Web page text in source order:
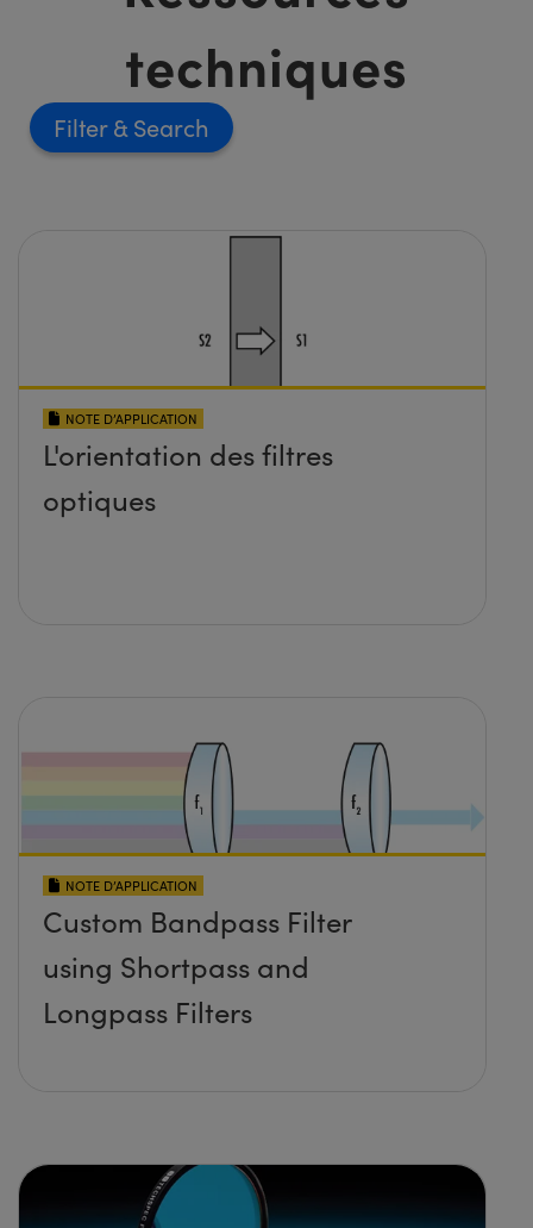
techniques
Filter
NOTE D’APPLICATION
L'orientation des filtres
optiques
NOTE D’APPLICATION
Custom Bandpass Filter
using Shortpass and
Longpass Filters